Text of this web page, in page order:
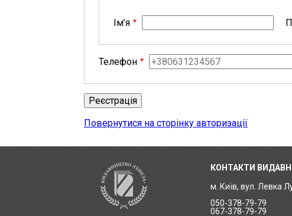
Ім’я
Телефон
Повернутися на сторінку авторизації
КОНТАКТИ
м. Київ, вул. Левка
050-378-79-79
067-378-79-79